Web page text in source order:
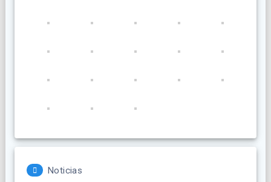
Noticias